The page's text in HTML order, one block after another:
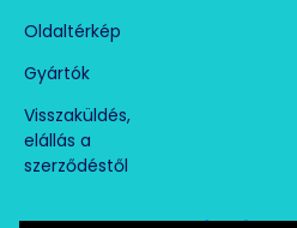
Oldaltérkép
Gyártók
Visszaküldés,
elállás a
szerződéstől